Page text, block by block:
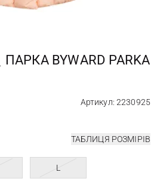
ПАРКА BYWARD PARKA
Артикул: 2230925
ТАБЛИЦЯ РОЗМІРІВ
L